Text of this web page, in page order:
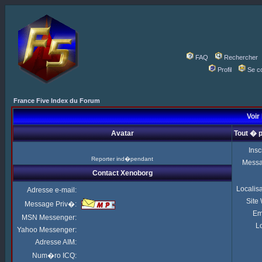
FAQ
Rechercher
Profil
Se
France Five Index du Forum
Voir
Avatar Tout �
Reporter ind�pendant
Site
Contact Xenoborg
Adresse e-mail:
Message Priv�:
MSN Messenger:
Yahoo Messenger:
Adresse AIM:
Num�ro ICQ: